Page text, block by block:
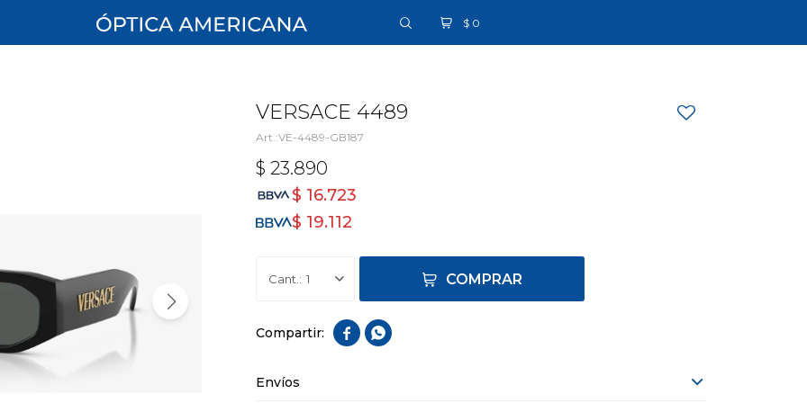
$ 0
VERSACE 4489
VE-4489-GB187
$ 23.890
$ 16.723
$ 19.112
1 COMPRAR
 
Envíos